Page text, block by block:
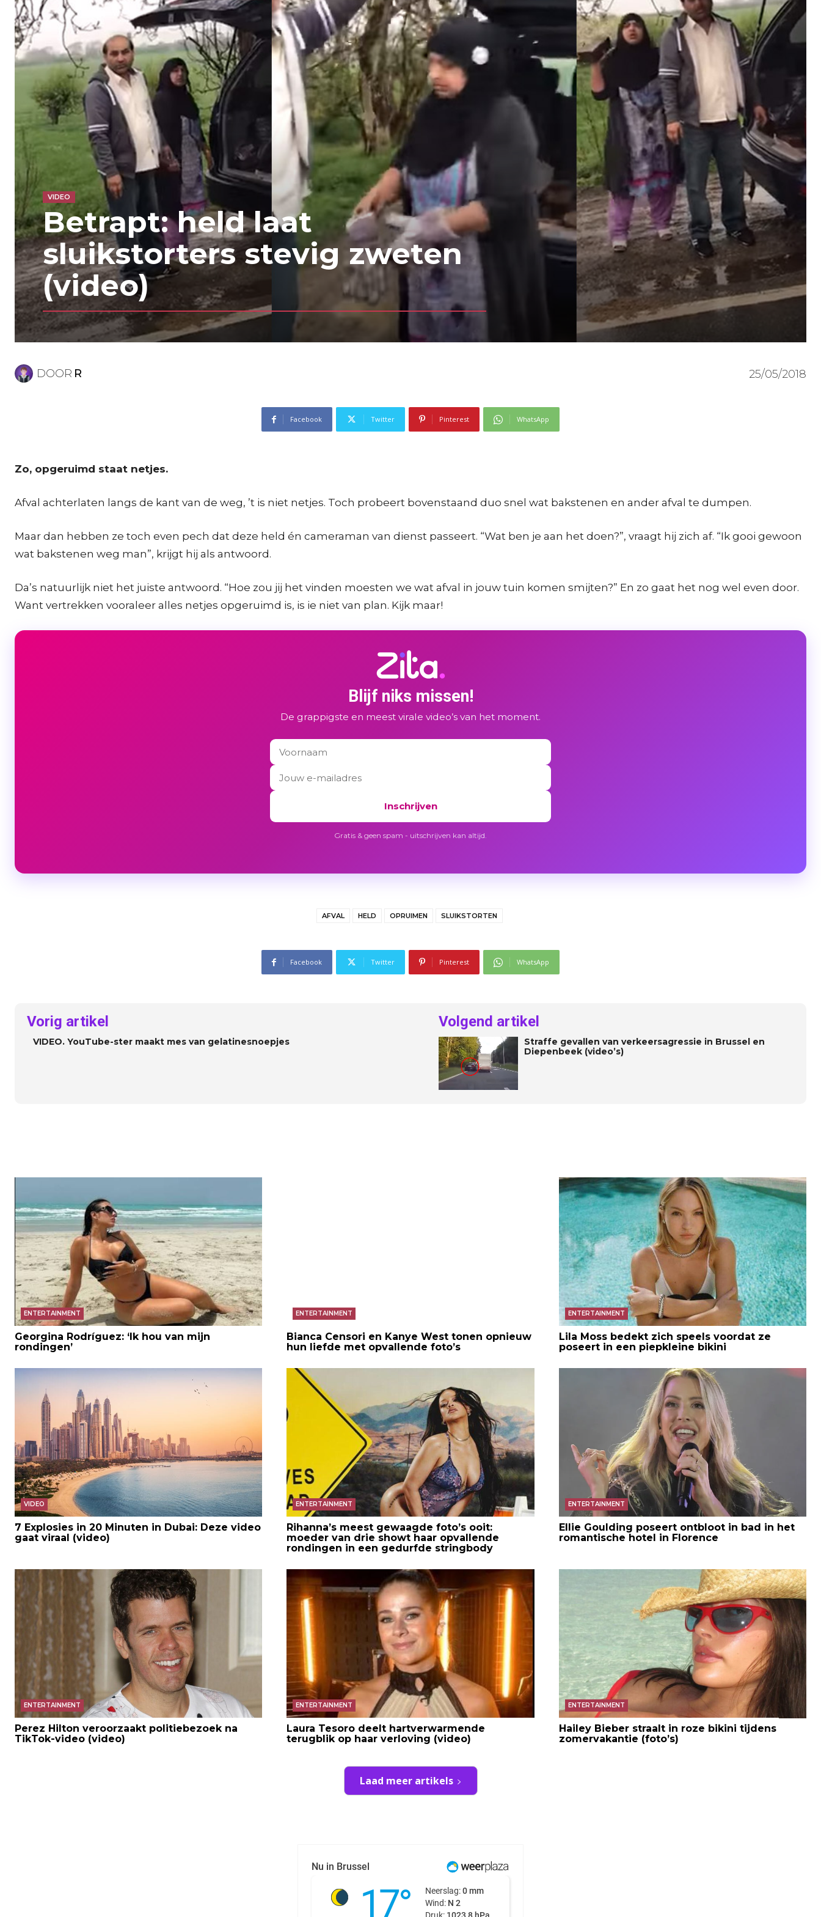
VIDEO
Betrapt: held laat
sluikstorters stevig zweten
(video)
DOOR R 25/05/2018
Facebook Twitter Pinterest WhatsApp
Zo, opgeruimd staat netjes.
Afval achterlaten langs de kant van de weg, ’t is niet netjes. Toch probeert bovenstaand duo snel wat bakstenen en ander afval te dumpen.
Maar dan hebben ze toch even pech dat deze held én cameraman van dienst passeert. “Wat ben je aan het doen?”, vraagt hij zich af. “Ik gooi gewoon
wat bakstenen weg man”, krijgt hij als antwoord.
Da’s natuurlijk niet het juiste antwoord. “Hoe zou jij het vinden moesten we wat afval in jouw tuin komen smijten?” En zo gaat het nog wel even door.
Want vertrekken vooraleer alles netjes opgeruimd is, is ie niet van plan. Kijk maar!
Blijf niks missen!
De grappigste en meest virale video’s van het moment.
Inschrijven
Gratis & geen spam - uitschrijven kan altijd.
AFVAL HELD OPRUIMEN SLUIKSTORTEN
Facebook Twitter Pinterest WhatsApp
Vorig artikel
VIDEO. YouTube-ster maakt mes van gelatinesnoepjes
Volgend artikel
Straffe gevallen van verkeersagressie in Brussel en
Diepenbeek (video’s)
ENTERTAINMENT
Georgina Rodríguez: ‘Ik hou van mijn
rondingen’
ENTERTAINMENT
Bianca Censori en Kanye West tonen opnieuw
hun liefde met opvallende foto’s
ENTERTAINMENT
Lila Moss bedekt zich speels voordat ze
poseert in een piepkleine bikini
VIDEO
7 Explosies in 20 Minuten in Dubai: Deze video
gaat viraal (video)
ENTERTAINMENT
Rihanna’s meest gewaagde foto’s ooit:
moeder van drie showt haar opvallende
rondingen in een gedurfde stringbody
ENTERTAINMENT
Ellie Goulding poseert ontbloot in bad in het
romantische hotel in Florence
ENTERTAINMENT
Perez Hilton veroorzaakt politiebezoek na
TikTok-video (video)
ENTERTAINMENT
Laura Tesoro deelt hartverwarmende
terugblik op haar verloving (video)
ENTERTAINMENT
Hailey Bieber straalt in roze bikini tijdens
zomervakantie (foto’s)
Laad meer artikels